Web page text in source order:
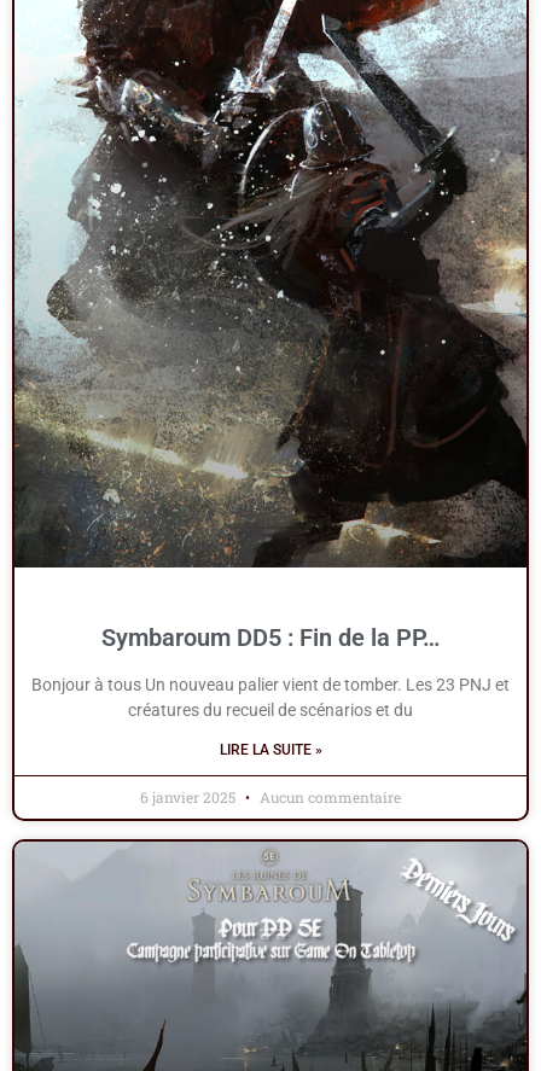
Symbaroum DD5 : Fin de la PP…
Bonjour à tous Un nouveau palier vient de tomber. Les 23 PNJ et
créatures du recueil de scénarios et du
LIRE LA SUITE »
6 janvier 2025 Aucun commentaire